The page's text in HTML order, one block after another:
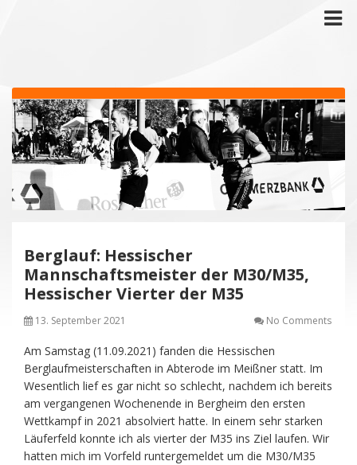
Berglauf: Hessischer
Mannschaftsmeister der M30/M35,
Hessischer Vierter der M35
13. September 2021 No Comments
Am Samstag (11.09.2021) fanden die Hessischen
Berglaufmeisterschaften in Abterode im Meißner statt. Im
Wesentlich lief es gar nicht so schlecht, nachdem ich bereits
am vergangenen Wochenende in Bergheim den ersten
Wettkampf in 2021 absolviert hatte. In einem sehr starken
Läuferfeld konnte ich als vierter der M35 ins Ziel laufen. Wir
hatten mich im Vorfeld runtergemeldet um die M30/M35